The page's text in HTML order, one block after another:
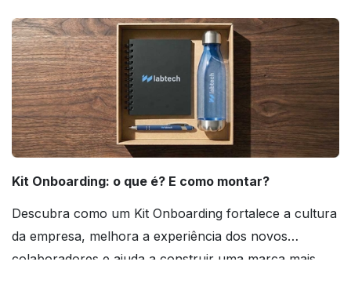
Kit Onboarding: o que é? E como montar?
Descubra como um Kit Onboarding fortalece a cultura
da empresa, melhora a experiência dos novos
colaboradores e ajuda a construir uma marca mais